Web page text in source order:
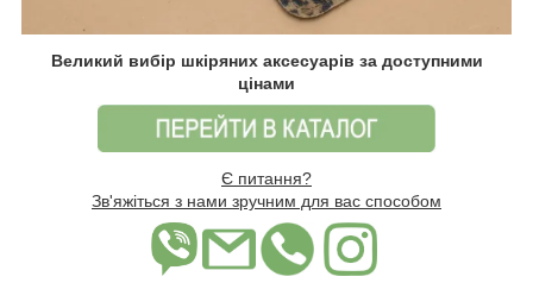
Великий вибір шкіряних аксесуарів за доступними
цінами
Є питання?
Зв'яжіться з нами зручним для вас способом